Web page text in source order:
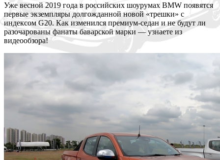
Уже весной 2019 года в российских шоурумах BMW появятся
первые экземпляры долгожданной новой «трешки» с
индексом G20. Как изменился премиум-седан и не будут ли
разочарованы фанаты баварской марки — узнаете из
видеообзора!